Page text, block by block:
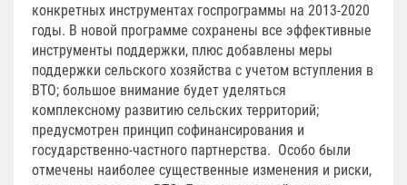
конкретных инструментах госпрограммы на 2013-2020
годы. В новой программе сохранены все эффективные
инструменты поддержки, плюс добавлены меры
поддержки сельского хозяйства с учетом вступления в
ВТО; большое внимание будет уделяться
комплексному развитию сельских территорий;
предусмотрен принцип софинансирования и
государственно-частного партнерства. Особо были
отмечены наиболее существенные изменения и риски,